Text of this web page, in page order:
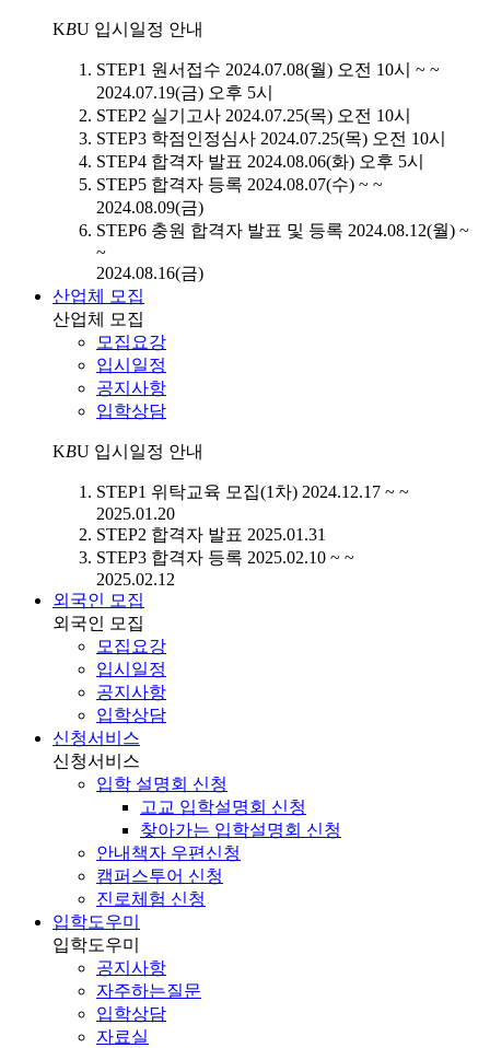
KBU 입시일정 안내
STEP1 원서접수 2024.07.08(월) 오전 10시 ~ ~
2024.07.19(금) 오후 5시
STEP2 실기고사 2024.07.25(목) 오전 10시
STEP3 학점인정심사 2024.07.25(목) 오전 10시
STEP4 합격자 발표 2024.08.06(화) 오후 5시
STEP5 합격자 등록 2024.08.07(수) ~ ~
2024.08.09(금)
STEP6 충원 합격자 발표 및 등록 2024.08.12(월) ~
~
2024.08.16(금)
산업체 모집
산업체 모집
모집요강
입시일정
공지사항
입학상담
KBU 입시일정 안내
STEP1 위탁교육 모집(1차) 2024.12.17 ~ ~
2025.01.20
STEP2 합격자 발표 2025.01.31
STEP3 합격자 등록 2025.02.10 ~ ~
2025.02.12
외국인 모집
외국인 모집
모집요강
입시일정
공지사항
입학상담
신청서비스
신청서비스
입학 설명회 신청
고교 입학설명회 신청
찾아가는 입학설명회 신청
안내책자 우편신청
캠퍼스투어 신청
진로체험 신청
입학도우미
입학도우미
공지사항
자주하는질문
입학상담
자료실